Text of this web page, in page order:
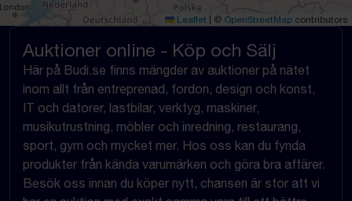
Leaflet © OpenStreetMap contributors
Auktioner online - Köp och Sälj
Här på Budi.se finns mängder av auktioner på nätet
inom allt från entreprenad, fordon, design och konst,
IT och datorer, lastbilar, verktyg, maskiner,
musikutrustning, möbler och inredning, restaurang,
sport, gym och mycket mer. Hos oss kan du fynda
produkter från kända varumärken och göra bra affärer.
Besök oss innan du köper nytt, chansen är stor att vi